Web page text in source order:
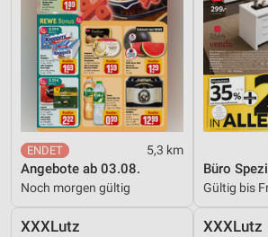
5,3 km
Angebote ab 03.08.
Noch morgen gültig
Büro
Gültig bis
XXXLutz XXXLutz